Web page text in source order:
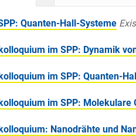
Quanten-Hall-Systeme
im SPP: Dynamik
im SPP: Quanten-
im SPP:
Nanodrähte und